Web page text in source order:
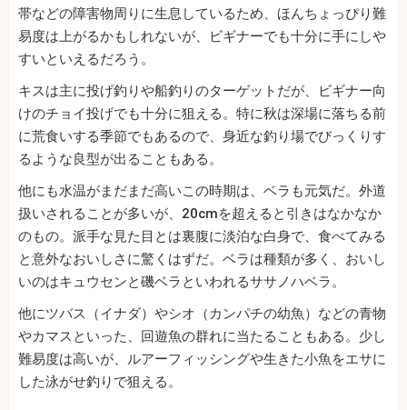
帯などの障害物周りに生息しているため、ほんちょっぴり難
易度は上がるかもしれないが、ビギナーでも十分に手にしや
すいといえるだろう。
キスは主に投げ釣りや船釣りのターゲットだが、ビギナー向
けのチョイ投げでも十分に狙える。特に秋は深場に落ちる前
に荒食いする季節でもあるので、身近な釣り場でびっくりす
るような良型が出ることもある。
他にも水温がまだまだ高いこの時期は、ベラも元気だ。外道
扱いされることが多いが、20cmを超えると引きはなかなか
のもの。派手な見た目とは裏腹に淡泊な白身で、食べてみる
と意外なおいしさに驚くはずだ。ベラは種類が多く、おいし
いのはキュウセンと磯ベラといわれるササノハベラ。
他にツバス（イナダ）やシオ（カンパチの幼魚）などの青物
やカマスといった、回遊魚の群れに当たることもある。少し
難易度は高いが、ルアーフィッシングや生きた小魚をエサに
した泳がせ釣りで狙える。